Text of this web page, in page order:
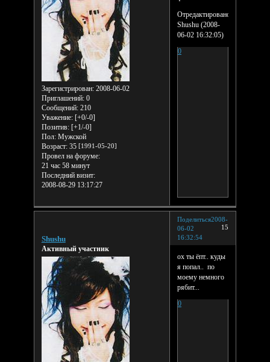
Зарегистрирован: 2008-06-02
Приглашений:0
Сообщений:210
Уважение: [+0/-0]
Позитив: [+1/-0]
Пол:Мужской
Возраст:35 [1991-05-20]
Провел на форуме:
21 час 58 минут
Последний визит:
2008-08-29 13:17:27
Отредактировано
Shushu (2008-
06-02 16:32:05)
0
Поделиться
15
2008-
06-02
16:32:54
Shushu
Активный участник
ох ты ёпт.. куды
я попал.. по
моему немного
рябит...
0